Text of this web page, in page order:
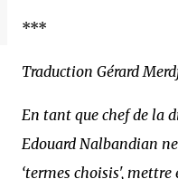
***
Traduction Gérard
En tant que chef de la
Edouard Nalbandian
‘termes choisis',